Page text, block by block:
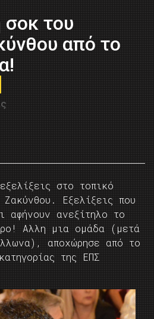
του
από το
στο τοπικό
Εξελίξεις που
αφήνουν ανεξίτηλο το
Αλλη μια ομάδα (μετά
αποχώρησε από το
της ΕΠΣ